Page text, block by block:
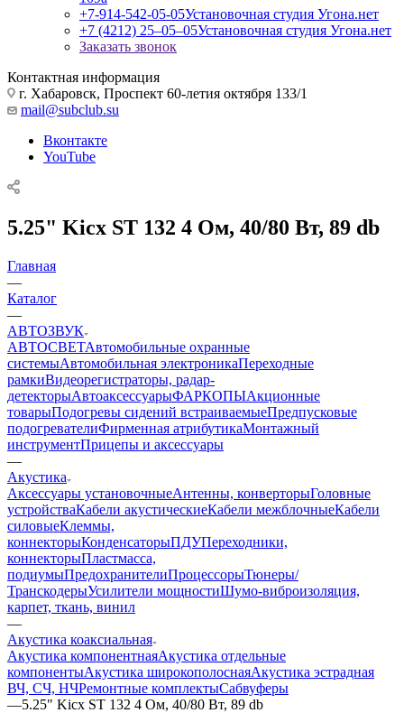
+7-914-542-05-05Установочная студия Угона.нет
+7 (4212) 25‒05‒05Установочная студия Угона.нет
Заказать звонок
Контактная информация
г. Хабаровск, Проспект 60-летия октября 133/1
mail@subclub.su
Вконтакте
YouTube
5.25" Kicx ST 132 4 Ом, 40/80 Вт, 89 db
Главная
—
Каталог
—
АВТОЗВУК
АВТОСВЕТАвтомобильные охранные
системыАвтомобильная электроникаПереходные
рамкиВидеорегистраторы, радар-
детекторыАвтоаксессуарыФАРКОПЫАкционные
товарыПодогревы сидений встраиваемыеПредпусковые
подогревателиФирменная атрибутикаМонтажный
инструментПрицепы и аксессуары
—
Акустика
Аксессуары установочныеАнтенны, конверторыГоловные
устройстваКабели акустическиеКабели межблочныеКабели
силовыеКлеммы,
коннекторыКонденсаторыПДУПереходники,
коннекторыПластмасса,
подиумыПредохранителиПроцессорыТюнеры/
ТранскодерыУсилители мощностиШумо-виброизоляция,
карпет, ткань, винил
—
Акустика коаксиальная
Акустика компонентнаяАкустика отдельные
компонентыАкустика широкополоснаяАкустика эстрадная
ВЧ, СЧ, НЧРемонтные комплектыСабвуферы
—5.25" Kicx ST 132 4 Ом, 40/80 Вт, 89 db